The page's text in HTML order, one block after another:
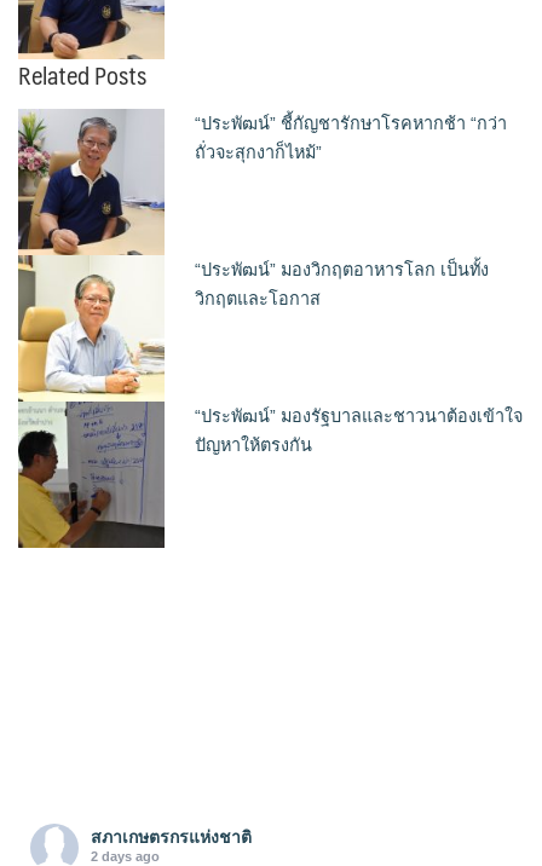
Related Posts
“ประพัฒน์” ชี้กัญชารักษาโรคหากช้า “กว่า
ถั่วจะสุกงาก็ไหม้”
“ประพัฒน์” มองวิกฤตอาหารโลก เป็นทั้ง
วิกฤตและโอกาส
“ประพัฒน์” มองรัฐบาลและชาวนาต้องเข้าใจ
ปัญหาให้ตรงกัน
สภาเกษตรกรแห่งชาติ
2 days ago